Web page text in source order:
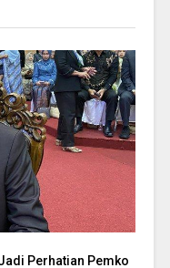
Perhatian Pemko